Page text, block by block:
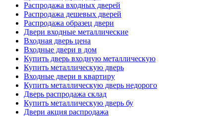
Распродажа входных дверей
Распродажа дешевых дверей
Распродажа образец двери
Двери входные металлические
Входная дверь цена
Входные двери в дом
Купить дверь входную металлическую
Купить металлическую дверь
Входные двери в квартиру
Купить металлическую дверь недорого
Дверь распродажа склад
Купить металлическую дверь бу
Двери акция распродажа